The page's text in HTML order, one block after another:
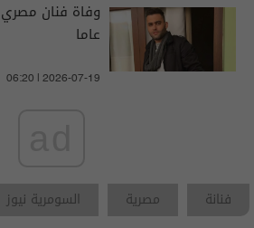
عاما
06:20 | 2026-07-19
فنانة مصرية السومرية نيوز